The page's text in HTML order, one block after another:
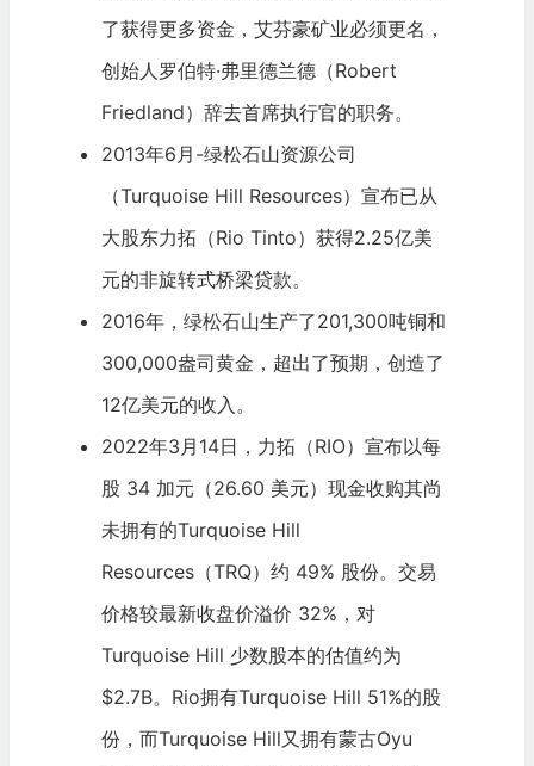
了获得更多资金，艾芬豪矿业必须更名，
创始人罗伯特·弗里德兰德（Robert
Friedland）辞去首席执行官的职务。
2013年6月-绿松石山资源公司
（Turquoise Hill Resources）宣布已从
大股东力拓（Rio Tinto）获得2.25亿美
元的非旋转式桥梁贷款。
2016年，绿松石山生产了201,300吨铜和
300,000盎司黄金，超出了预期，创造了
12亿美元的收入。
2022年3月14日， 力拓 （RIO）宣布以每
股 34 加元（26.60 美元）现金收购其尚
未拥有的Turquoise Hill
Resources（TRQ）约 49% 股份。交易
价格较最新收盘价溢价 32%，对
Turquoise Hill 少数股本的估值约为
$2.7B。Rio拥有Turquoise Hill 51%的股
份，而Turquoise Hill又拥有蒙古Oyu